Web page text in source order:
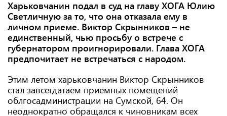
Харьковчанин подал в суд на главу ХОГА Юлию
Светличную за то, что она отказала ему в
личном приеме. Виктор Скрынников – не
единственный, чью просьбу о встрече с
губернатором проигнорировали. Глава ХОГА
предпочитает не встречаться с народом.
Этим летом харьковчанин Виктор Скрынников
стал завсегдатаем приемных помещений
облгосадминистрации на Сумской, 64. Он
неоднократно обращался к чиновникам всех